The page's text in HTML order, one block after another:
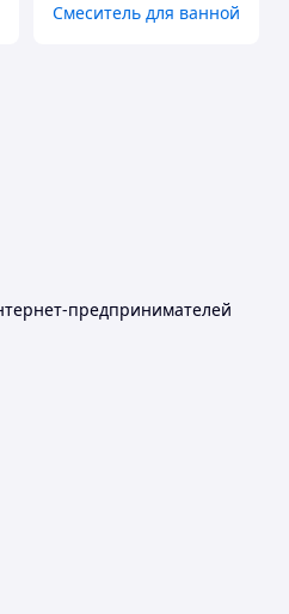
Смеситель для ванной
предпринимателей